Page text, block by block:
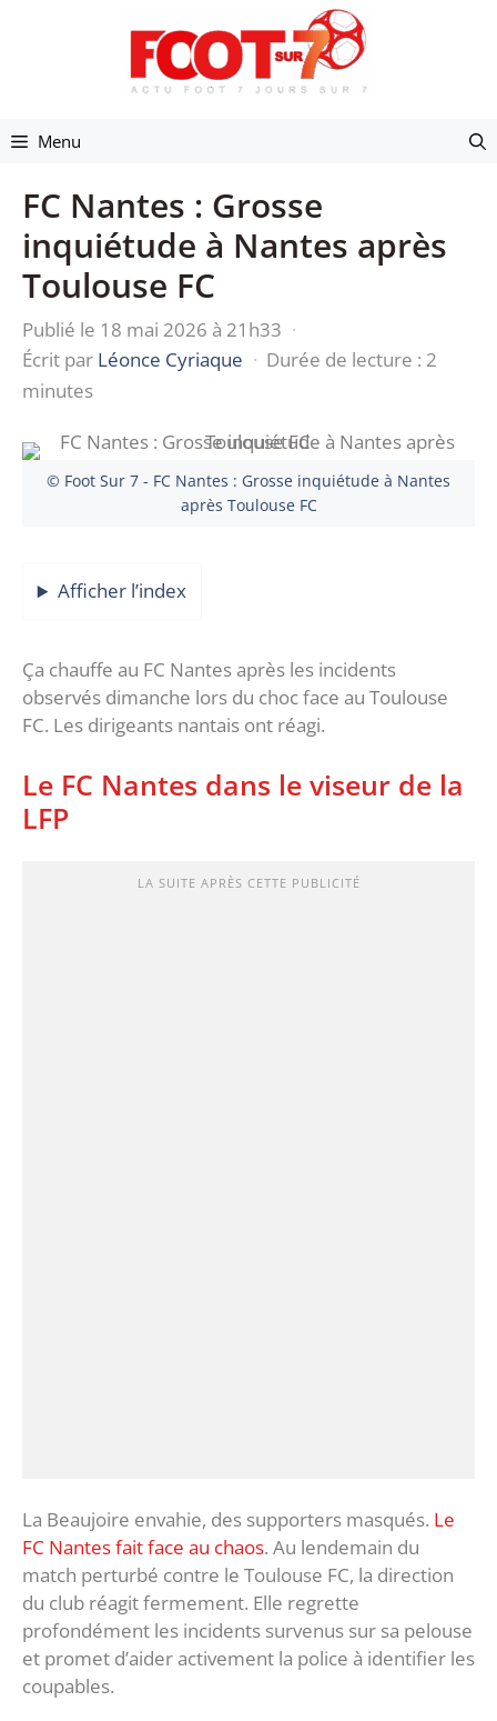
Menu
FC Nantes : Grosse
inquiétude à Nantes après
Toulouse FC
Publié le 18 mai 2026 à 21h33 ·
Écrit par Léonce Cyriaque · Durée de lecture : 2
minutes
© Foot Sur 7 - FC Nantes : Grosse inquiétude à Nantes
après Toulouse FC
Afficher l’index
Ça chauffe au FC Nantes après les incidents
observés dimanche lors du choc face au Toulouse
FC. Les dirigeants nantais ont réagi.
Le FC Nantes dans le viseur de la
LFP
LA SUITE APRÈS CETTE PUBLICITÉ
La Beaujoire envahie, des supporters masqués. Le
FC Nantes fait face au chaos. Au lendemain du
match perturbé contre le Toulouse FC, la direction
du club réagit fermement. Elle regrette
profondément les incidents survenus sur sa pelouse
et promet d’aider activement la police à identifier les
coupables.